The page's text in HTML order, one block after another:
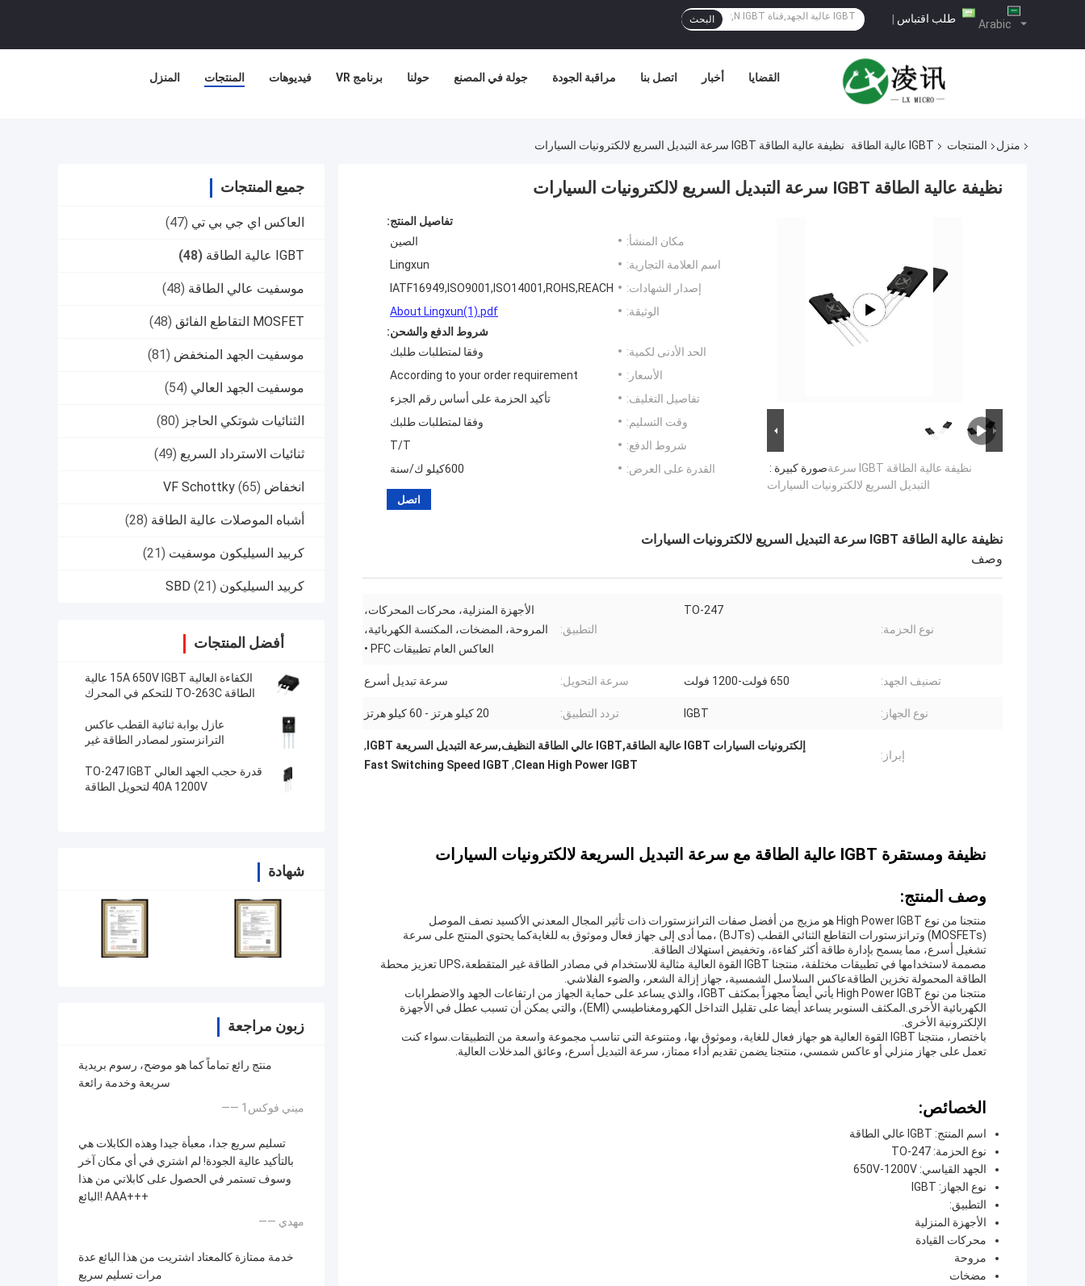
Arabic طلب اقتباس | البحث
المنزل المنتجات فيديوهات برنامج VR حولنا جولة في المصنع مراقبة الجودة اتصل بنا أخبار القضايا
منزل المنتجات IGBT عالية الطاقة نظيفة عالية الطاقة IGBT سرعة التبديل السريع لالكترونيات السيارات
جميع المنتجات
العاكس اي جي بي تي (47)
IGBT عالية الطاقة (48)
موسفيت عالي الطاقة (48)
MOSFET التقاطع الفائق (48)
موسفيت الجهد المنخفض (81)
موسفيت الجهد العالي (54)
الثنائيات شوتكي الحاجز (80)
ثنائيات الاسترداد السريع (49)
انخفاض VF Schottky (65)
أشباه الموصلات عالية الطاقة (28)
كربيد السيليكون موسفيت (21)
كربيد السيليكون SBD (21)
أفضل المنتجات
الكفاءة العالية 15A 650V IGBT عالية
الطاقة TO-263C للتحكم في المحرك
عازل بوابة ثنائية القطب عاكس
الترانزستور لمصادر الطاقة غير
قدرة حجب الجهد العالي TO-247 IGBT
40A 1200V لتحويل الطاقة
شهادة
زبون مراجعة
منتج رائع تماماً كما هو موضح، رسوم بريدية
سريعة وخدمة رائعة
—— ميني فوكس1
تسليم سريع جدا، معبأة جيدا وهذه الكابلات هي
بالتأكيد عالية الجودة! لم اشتري في أي مكان آخر
وسوف تستمر في الحصول على كابلاتي من هذا
البائع! AAA+++
—— مهدي
خدمة ممتازة كالمعتاد اشتريت من هذا البائع عدة
مرات تسليم سريع
نظيفة عالية الطاقة IGBT سرعة التبديل السريع لالكترونيات السيارات
صورة كبيرة :نظيفة عالية الطاقة IGBT سرعة
التبديل السريع لالكترونيات السيارات
تفاصيل المنتج:
مكان المنشأ:
الصين
اسم العلامة التجارية:
Lingxun
إصدار الشهادات:
IATF16949,ISO9001,ISO14001,ROHS,REACH
الوثيقة:
About Lingxun(1).pdf
شروط الدفع والشحن:
الحد الأدنى لكمية:
وفقا لمتطلبات طلبك
الأسعار:
According to your order requirement
تفاصيل التغليف:
تأكيد الحزمة على أساس رقم الجزء
وقت التسليم:
وفقا لمتطلبات طلبك
شروط الدفع:
T/T
القدرة على العرض:
600كيلو ك/سنة
اتصل
نظيفة عالية الطاقة IGBT سرعة التبديل السريع لالكترونيات السيارات
وصف
نوع الحزمة:
TO-247
التطبيق:
الأجهزة المنزلية، محركات المحركات،
المروحة، المضخات، المكنسة الكهربائية،
العاكس العام تطبيقات PFC •
تصنيف الجهد: 650 فولت-1200 فولت سرعة التحويل: سرعة تبديل أسرع
نوع الجهاز: IGBT تردد التطبيق: 20 كيلو هرتز - 60 كيلو هرتز
إبراز:
إلكترونيات السيارات IGBT عالية الطاقة,IGBT عالي الطاقة النظيف,سرعة التبديل السريعة IGBT
,
Clean High Power IGBT
,
Fast Switching Speed IGBT
نظيفة ومستقرة IGBT عالية الطاقة مع سرعة التبديل السريعة لالكترونيات السيارات
وصف المنتج:
منتجنا من نوع High Power IGBT هو مزيج من أفضل صفات الترانزستورات ذات تأثير المجال المعدني الأكسيد نصف الموصل
(MOSFETs) وترانزستورات التقاطع الثنائي القطب (BJTs) ،مما أدى إلى جهاز فعال وموثوق به للغايةكما يحتوي المنتج على سرعة
تشغيل أسرع، مما يسمح بإدارة طاقة أكثر كفاءة، وتخفيض استهلاك الطاقة.
مصممة لاستخدامها في تطبيقات مختلفة، منتجنا IGBT القوة العالية مثالية للاستخدام في مصادر الطاقة غير المتقطعة،UPS تعزيز محطة
الطاقة المحمولة تخزين الطاقةعاكس السلاسل الشمسية، جهاز إزالة الشعر، والضوء الفلاشي.
منتجنا من نوع High Power IGBT يأتي أيضاً مجهزاً بمكثف IGBT، والذي يساعد على حماية الجهاز من ارتفاعات الجهد والاضطرابات
الكهربائية الأخرى.المكثف السنوبر يساعد أيضا على تقليل التداخل الكهرومغناطيسي (EMI)، والتي يمكن أن تسبب عطل في الأجهزة
الإلكترونية الأخرى.
باختصار، منتجنا IGBT القوة العالية هو جهاز فعال للغاية، وموثوق بها، ومتنوعة التي تناسب مجموعة واسعة من التطبيقات.سواء كنت
تعمل على جهاز منزلي أو عاكس شمسي، منتجنا يضمن تقديم أداء ممتاز، سرعة التبديل أسرع، وعائق المدخلات العالية.
الخصائص:
اسم المنتج: IGBT عالي الطاقة
نوع الحزمة: TO-247
الجهد القياسي: 650V-1200V
نوع الجهاز: IGBT
التطبيق:
الأجهزة المنزلية
محركات القيادة
مروحة
مضخات